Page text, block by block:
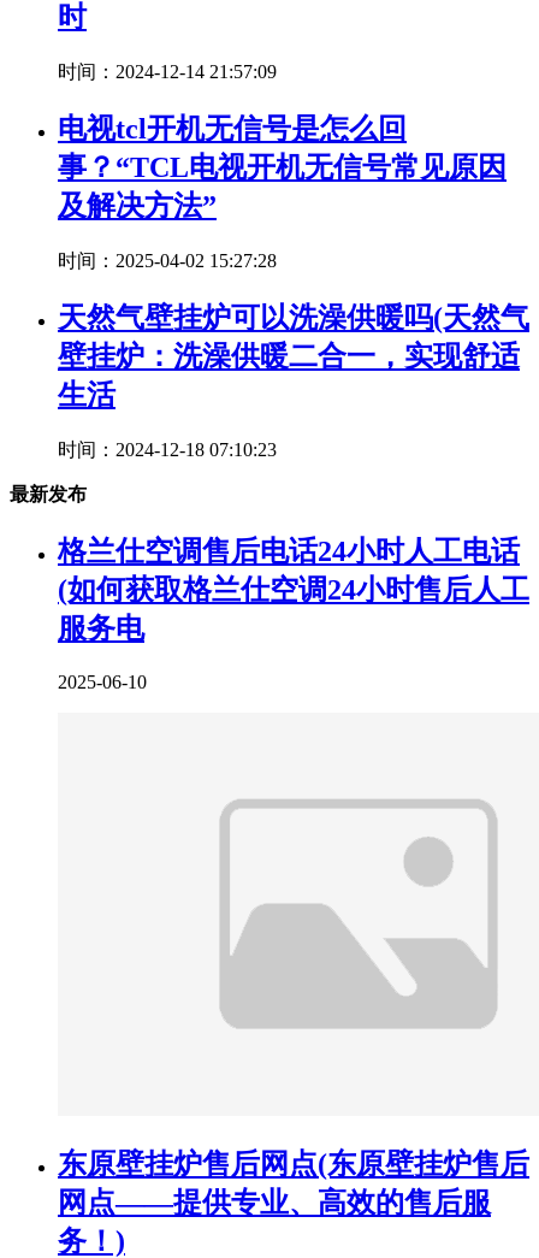
时
时间：2024-12-14 21:57:09
电视tcl开机无信号是怎么回
事？“TCL电视开机无信号常见原因
及解决方法”
时间：2025-04-02 15:27:28
天然气壁挂炉可以洗澡供暖吗(天然气
壁挂炉：洗澡供暖二合一，实现舒适
生活
时间：2024-12-18 07:10:23
最新发布
格兰仕空调售后电话24小时人工电话
(如何获取格兰仕空调24小时售后人工
服务电
2025-06-10
东原壁挂炉售后网点(东原壁挂炉售后
网点——提供专业、高效的售后服
务！)